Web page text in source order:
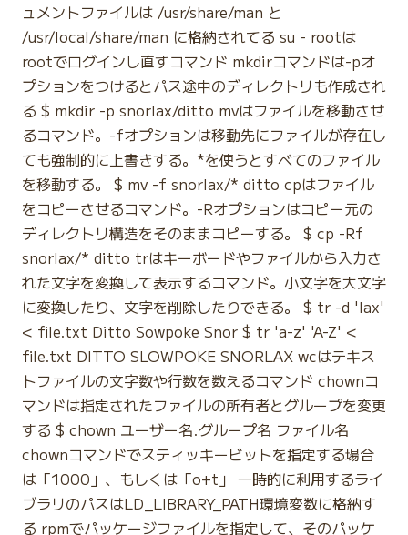
ュメントファイルは /usr/share/man と
/usr/local/share/man に格納されてる su - rootは
rootでログインし直すコマンド mkdirコマンドは-pオ
プションをつけるとパス途中のディレクトリも作成され
る $ mkdir -p snorlax/ditto mvはファイルを移動させ
るコマンド。-fオプションは移動先にファイルが存在し
ても強制的に上書きする。*を使うとすべてのファイル
を移動する。 $ mv -f snorlax/* ditto cpはファイル
をコピーさせるコマンド。-Rオプションはコピー元の
ディレクトリ構造をそのままコピーする。 $ cp -Rf
snorlax/* ditto trはキーボードやファイルから入力さ
れた文字を変換して表示するコマンド。小文字を大文字
に変換したり、文字を削除したりできる。 $ tr -d 'lax'
< file.txt Ditto Sowpoke Snor $ tr 'a-z' 'A-Z' <
file.txt DITTO SLOWPOKE SNORLAX wcはテキス
トファイルの文字数や行数を数えるコマンド chownコ
マンドは指定されたファイルの所有者とグループを変更
する $ chown ユーザー名.グループ名 ファイル名
chownコマンドでスティッキービットを指定する場合
は「1000」、もしくは「o+t」 一時的に利用するライ
ブラリのパスはLD_LIBRARY_PATH環境変数に格納す
る rpmでパッケージファイルを指定して、そのパッケ